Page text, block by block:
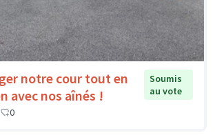
notre cour tout en
avec nos aînés !
Soumis
au vote
0